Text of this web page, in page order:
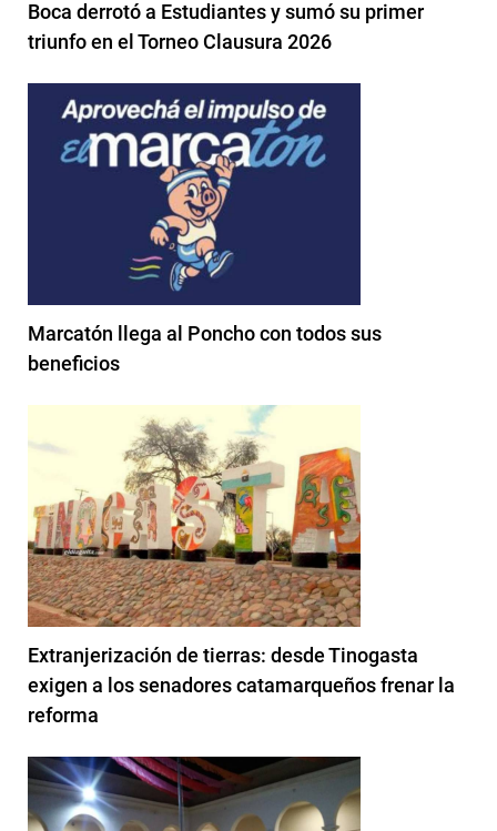
Boca derrotó a Estudiantes y sumó su primer
triunfo en el Torneo Clausura 2026
Marcatón llega al Poncho con todos sus
beneficios
Extranjerización de tierras: desde Tinogasta
exigen a los senadores catamarqueños frenar la
reforma